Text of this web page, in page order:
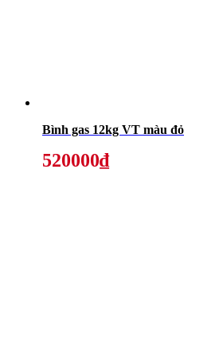
Bình gas 12kg VT màu đỏ
520000₫